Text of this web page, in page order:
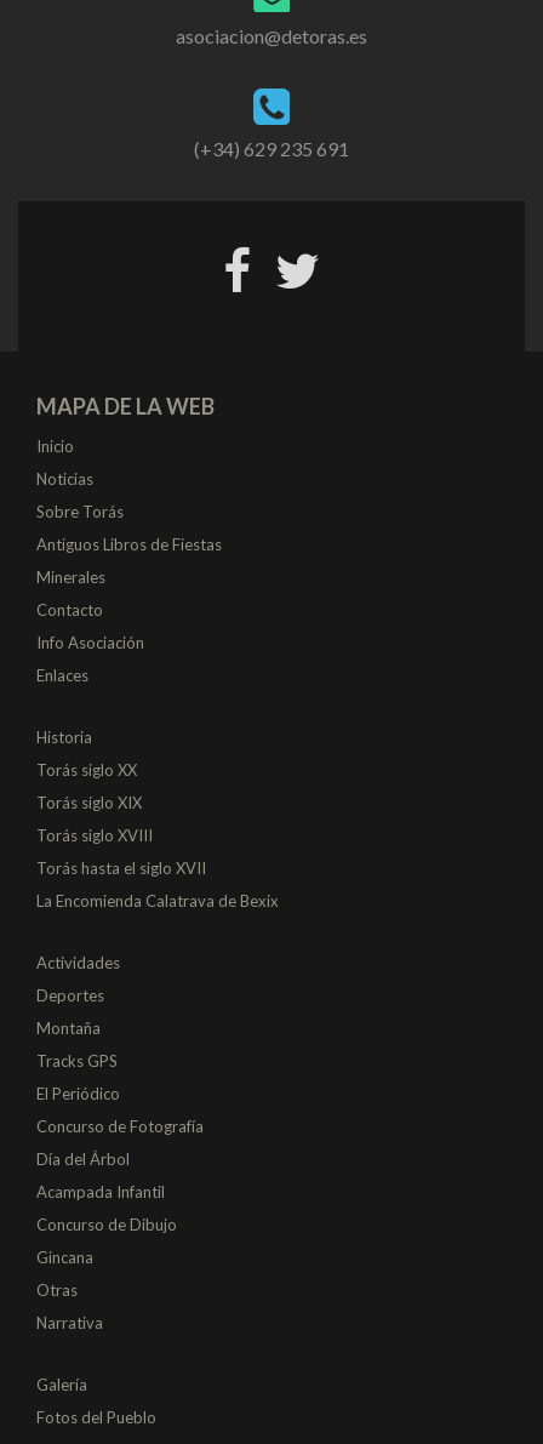
asociacion@detoras.es
(+34) 629 235 691
MAPA DE LA WEB
Inicio
Noticias
Sobre Torás
Antiguos Libros de Fiestas
Minerales
Contacto
Info Asociación
Enlaces
Historia
Torás siglo XX
Torás siglo XIX
Torás siglo XVIII
Torás hasta el siglo XVII
La Encomienda Calatrava de Bexix
Actividades
Deportes
Montaña
Tracks GPS
El Periódico
Concurso de Fotografía
Día del Árbol
Acampada Infantil
Concurso de Dibujo
Gincana
Otras
Narrativa
Galería
Fotos del Pueblo